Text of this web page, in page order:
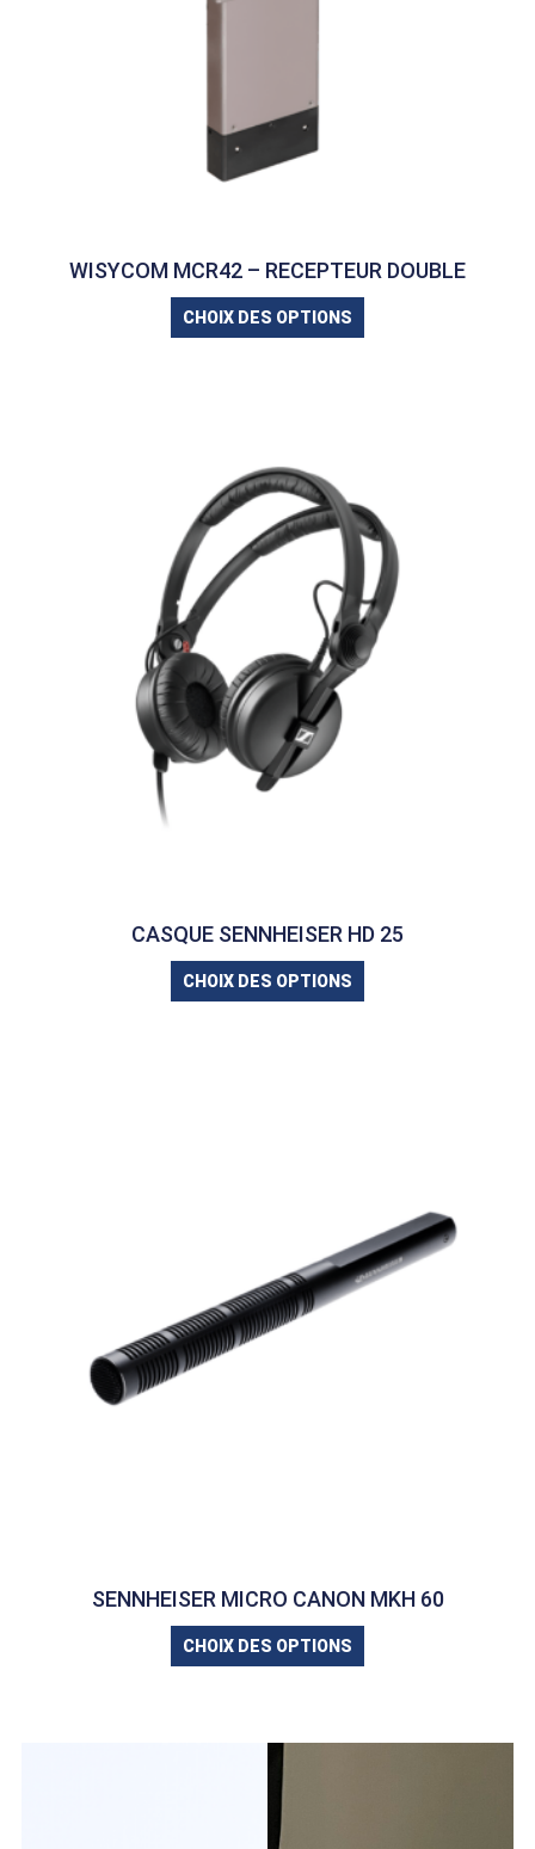
WISYCOM MCR42 – RECEPTEUR DOUBLE
CHOIX DES OPTIONS
CASQUE SENNHEISER HD 25
CHOIX DES OPTIONS
SENNHEISER MICRO CANON MKH 60
CHOIX DES OPTIONS